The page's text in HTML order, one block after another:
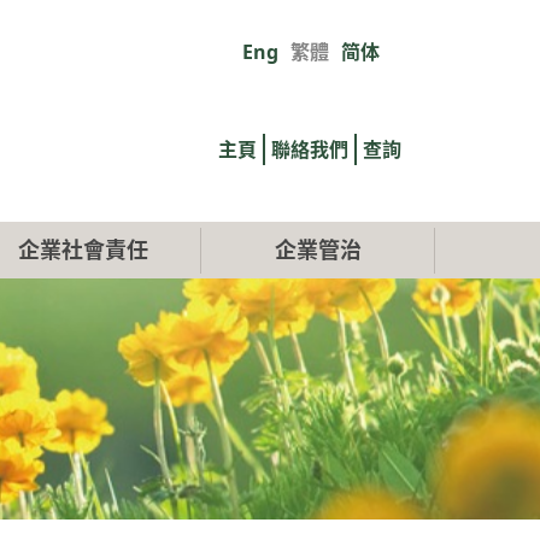
Eng 繁體 简体
links
主頁 聯絡我們 查詢
企業社會責任 企業管治